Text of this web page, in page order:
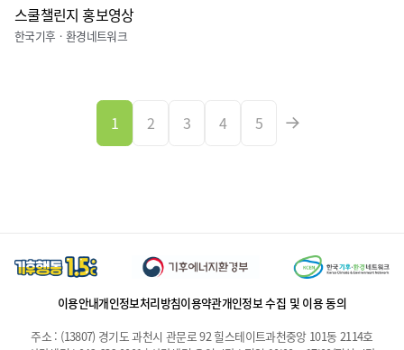
스쿨챌린지 홍보영상
한국기후ㆍ환경네트워크
1 2 3 4 5
이용안내개인정보처리방침이용약관개인정보 수집 및 이용 동의
주소 : (13807) 경기도 과천시 관문로 92 힐스테이트과천중앙 101동 2114호